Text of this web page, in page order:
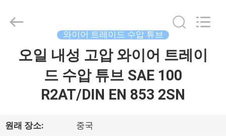
wirehydraulichose.com.
Developed
와이어 트레이드 수압 튜브
오일 내성 고압 와이어 트레이
드 수압 튜브 SAE 100
R2AT/DIN EN 853 2SN
원래 장소: 중국